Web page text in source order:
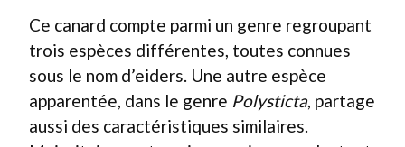
Ce canard compte parmi un genre regroupant
trois espèces différentes, toutes connues
sous le nom d’eiders. Une autre espèce
apparentée, dans le genre Polysticta, partage
aussi des caractéristiques similaires.